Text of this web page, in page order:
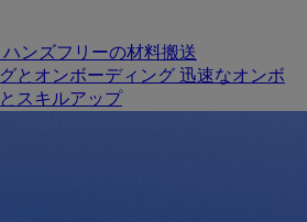
ハンズフリーの材料搬送
とオンボーディング 迅速なオンボ
スキルアップ